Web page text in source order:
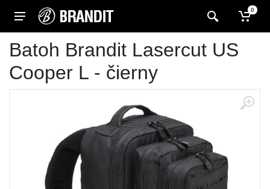
0
Batoh Brandit Lasercut US
Cooper L - čierny